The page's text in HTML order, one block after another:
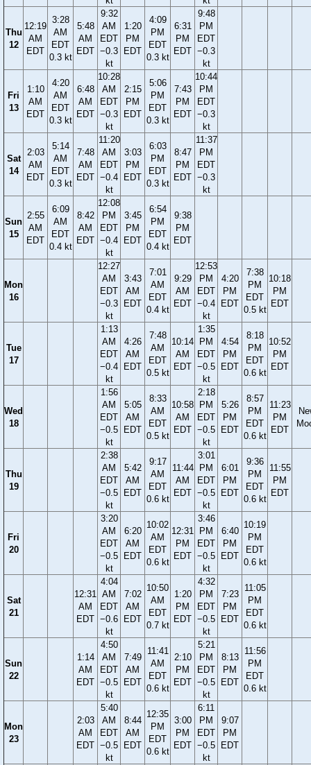
Thu
12
12:19
AM
EDT
3:28
AM
EDT
0.3 kt
5:48
AM
EDT
9:32
AM
EDT
−0.3
kt
1:20
PM
EDT
4:09
PM
EDT
0.3 kt
6:31
PM
EDT
9:48
PM
EDT
−0.3
kt
Fri
13
1:10
AM
EDT
4:20
AM
EDT
0.3 kt
6:48
AM
EDT
10:28
AM
EDT
−0.3
kt
2:15
PM
EDT
5:06
PM
EDT
0.3 kt
7:43
PM
EDT
10:44
PM
EDT
−0.3
kt
Sat
14
2:03
AM
EDT
5:14
AM
EDT
0.3 kt
7:48
AM
EDT
11:20
AM
EDT
−0.4
kt
3:03
PM
EDT
6:03
PM
EDT
0.3 kt
8:47
PM
EDT
11:37
PM
EDT
−0.3
kt
Sun
15
2:55
AM
EDT
6:09
AM
EDT
0.4 kt
8:42
AM
EDT
12:08
PM
EDT
−0.4
kt
3:45
PM
EDT
6:54
PM
EDT
0.4 kt
9:38
PM
EDT
Mon
16
12:27
AM
EDT
−0.3
kt
3:43
AM
EDT
7:01
AM
EDT
0.4 kt
9:29
AM
EDT
12:53
PM
EDT
−0.4
kt
4:20
PM
EDT
7:38
PM
EDT
0.5 kt
10:18
PM
EDT
Tue
17
1:13
AM
EDT
−0.4
kt
4:26
AM
EDT
7:48
AM
EDT
0.5 kt
10:14
AM
EDT
1:35
PM
EDT
−0.5
kt
4:54
PM
EDT
8:18
PM
EDT
0.6 kt
10:52
PM
EDT
Wed
18
1:56
AM
EDT
−0.5
kt
5:05
AM
EDT
8:33
AM
EDT
0.5 kt
10:58
AM
EDT
2:18
PM
EDT
−0.5
kt
5:26
PM
EDT
8:57
PM
EDT
0.6 kt
11:23
PM
EDT
Thu
19
2:38
AM
EDT
−0.5
kt
5:42
AM
EDT
9:17
AM
EDT
0.6 kt
11:44
AM
EDT
3:01
PM
EDT
−0.5
kt
6:01
PM
EDT
9:36
PM
EDT
0.6 kt
11:55
PM
EDT
Fri
20
3:20
AM
EDT
−0.5
kt
6:20
AM
EDT
10:02
AM
EDT
0.6 kt
12:31
PM
EDT
3:46
PM
EDT
−0.5
kt
6:40
PM
EDT
10:19
PM
EDT
0.6 kt
Sat
21
12:31
AM
EDT
4:04
AM
EDT
−0.6
kt
7:02
AM
EDT
10:50
AM
EDT
0.7 kt
1:20
PM
EDT
4:32
PM
EDT
−0.5
kt
7:23
PM
EDT
11:05
PM
EDT
0.6 kt
Sun
22
1:14
AM
EDT
4:50
AM
EDT
−0.5
kt
7:49
AM
EDT
11:41
AM
EDT
0.6 kt
2:10
PM
EDT
5:21
PM
EDT
−0.5
kt
8:13
PM
EDT
11:56
PM
EDT
0.6 kt
Mon
23
2:03
AM
EDT
5:40
AM
EDT
−0.5
kt
8:44
AM
EDT
12:35
PM
EDT
0.6 kt
3:00
PM
EDT
6:11
PM
EDT
−0.5
kt
9:07
PM
EDT